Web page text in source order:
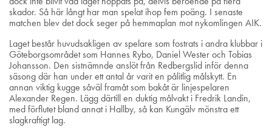
skador. Så här långt har man spelat ihop fem poäng. I senaste
matchen blev det dock seger på hemmaplan mot nykomlingen AIK.
Laget består huvudsakligen av spelare som fostrats i andra klubbar i
Göteborgsområdet som Hannes Rybo, Daniel Wester och Tobias
Johansson. Den sistnämnde anslöt från Redbergslid inför denna
säsong där han under ett antal år varit en pålitlig målskytt. En
annan viktig kugge såväl framåt som bakåt är linjespelaren
Alexander Regen. Lägg därtill en duktig målvakt i Fredrik Landin,
med förflutet bland annat i Hallby, så kan Kungälv mönstra ett
slagkraftigt lag.